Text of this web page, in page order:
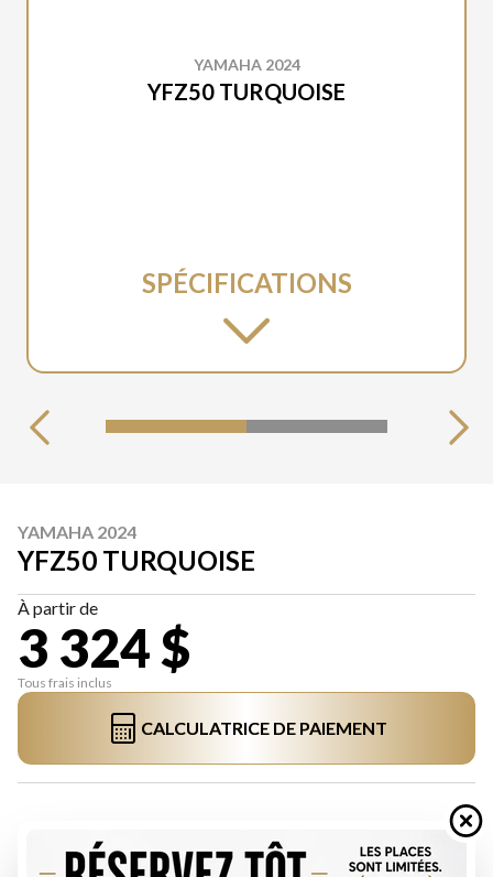
YAMAHA 2024
YFZ50 TURQUOISE
SPÉCIFICATIONS
YAMAHA 2024
YFZ50 TURQUOISE
À partir de
3 324 $
Tous frais inclus
CALCULATRICE DE PAIEMENT